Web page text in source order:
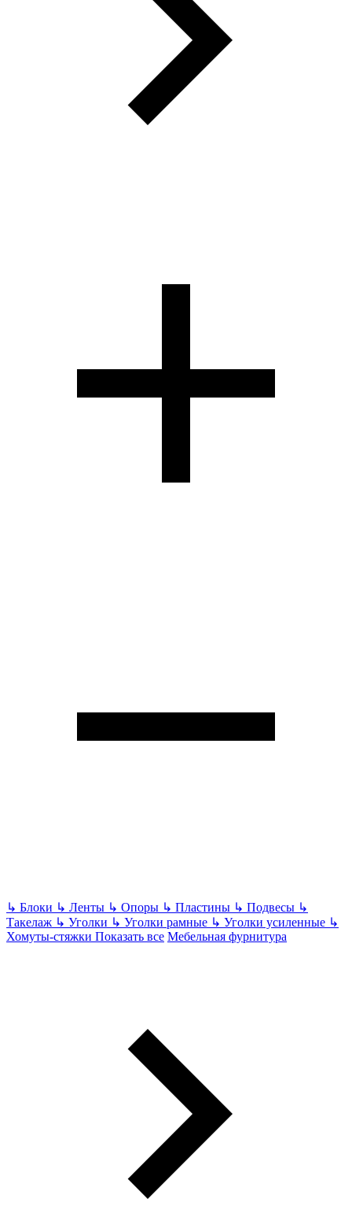
↳ Блоки ↳ Ленты ↳ Опоры ↳ Пластины ↳ Подвесы ↳
Такелаж ↳ Уголки ↳ Уголки рамные ↳ Уголки усиленные ↳
Хомуты-стяжки Показать все Мебельная фурнитура